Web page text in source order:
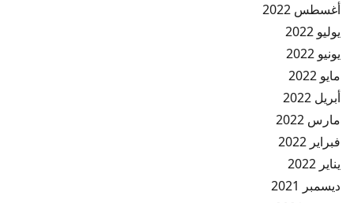
أغسطس 2022
يوليو 2022
يونيو 2022
مايو 2022
أبريل 2022
مارس 2022
فبراير 2022
يناير 2022
ديسمبر 2021